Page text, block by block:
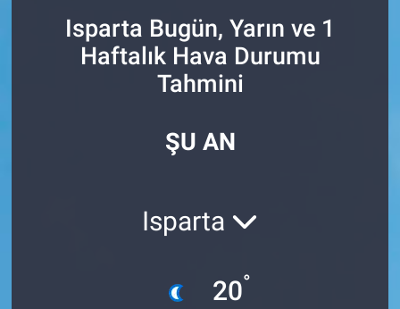
Isparta Bugün, Yarın ve 1
Haftalık Hava Durumu
Tahmini
ŞU AN
Isparta
20°
EKONOMİ
Tüm Manşetler
Son Dakika Haberleri